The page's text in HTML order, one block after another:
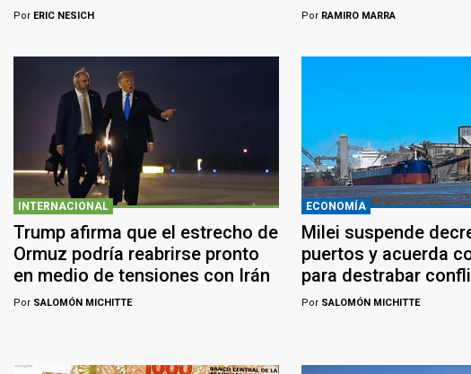
PorERIC NESICH PorRAMIRO MARRA
INTERNACIONAL
Trump afirma que el estrecho de
Ormuz podría reabrirse pronto
en medio de tensiones con Irán
PorSALOMÓN MICHITTE
ECONOMÍA
Milei suspende
puertos y acuerda
para destrabar
PorSALOMÓN MICHITTE